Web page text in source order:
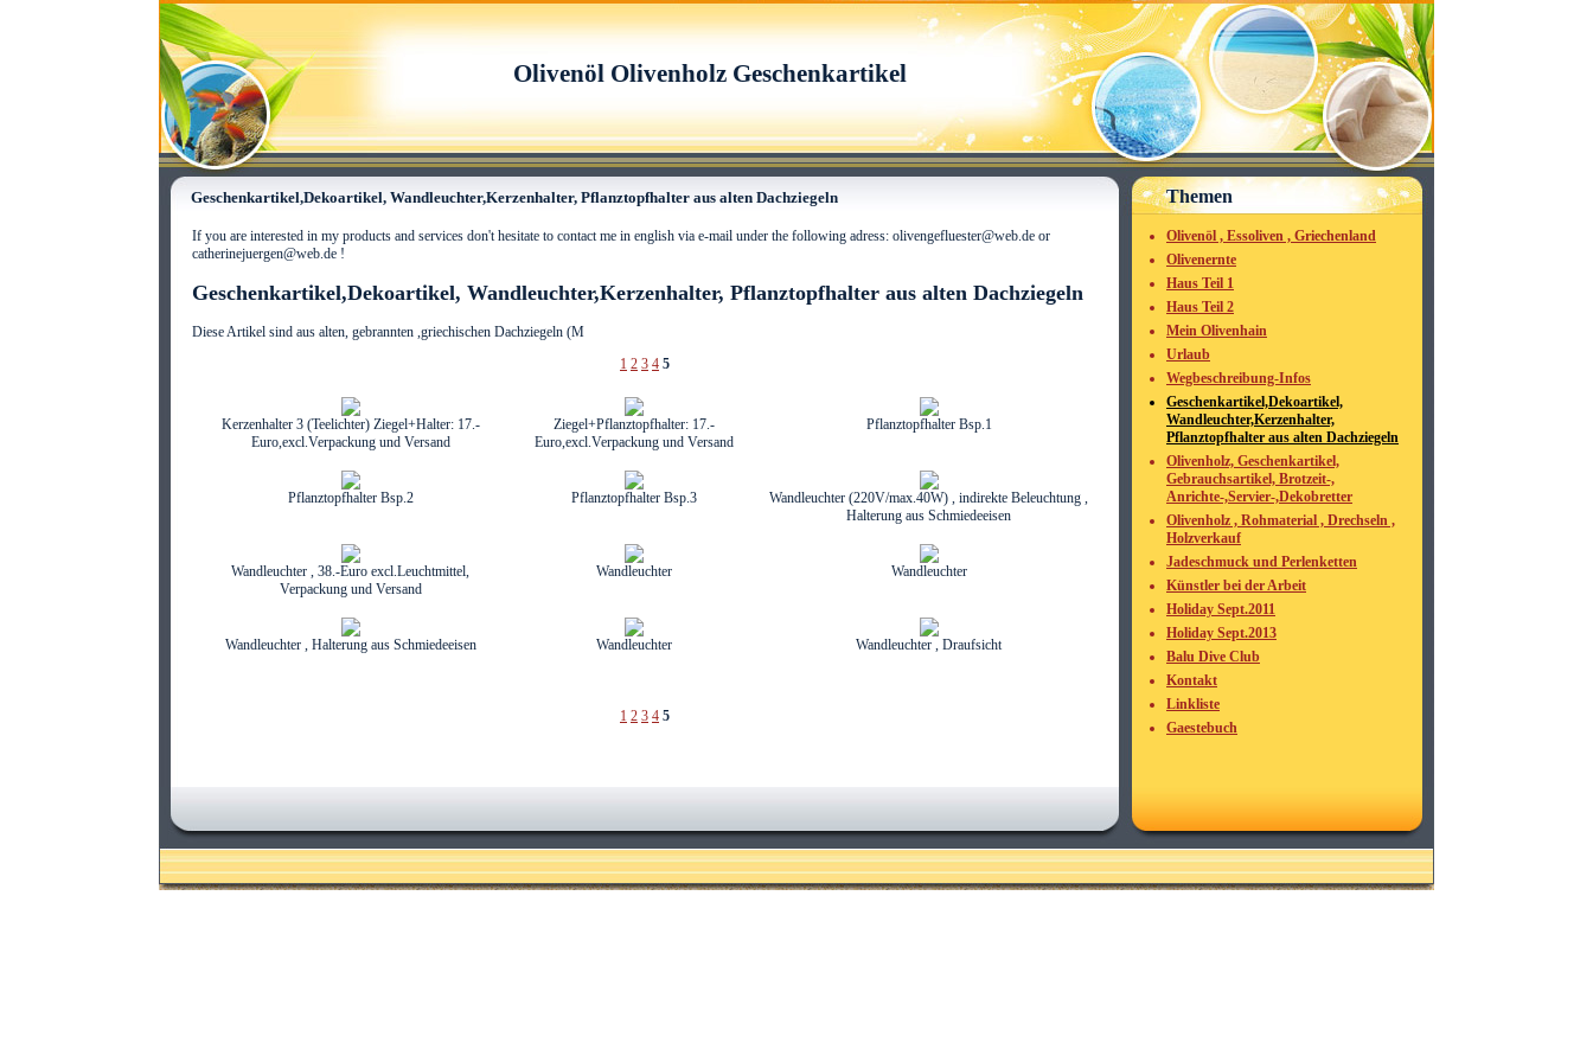
Olivenöl Olivenholz Geschenkartikel
Geschenkartikel,Dekoartikel, Wandleuchter,Kerzenhalter, Pflanztopfhalter aus alten Dachziegeln
If you are interested in my products and services don't hesitate to contact me in english via e-mail under the following adress: olivengefluester@web.de or
catherinejuergen@web.de !
Geschenkartikel,Dekoartikel, Wandleuchter,Kerzenhalter, Pflanztopfhalter aus alten Dachziegeln
Diese Artikel sind aus alten, gebrannten ,griechischen Dachziegeln (M
1 2 3 4 5
Kerzenhalter 3 (Teelichter) Ziegel+Halter: 17.-
Euro,excl.Verpackung und Versand
Ziegel+Pflanztopfhalter: 17.-
Euro,excl.Verpackung und Versand
Pflanztopfhalter Bsp.1
Pflanztopfhalter Bsp.2 Pflanztopfhalter Bsp.3
Wandleuchter (220V/max.40W) , indirekte Beleuchtung ,
Halterung aus Schmiedeeisen
Wandleuchter , 38.-Euro excl.Leuchtmittel,
Verpackung und Versand
Wandleuchter Wandleuchter
Wandleuchter , Halterung aus Schmiedeeisen Wandleuchter Wandleuchter , Draufsicht
1 2 3 4 5
Themen
Olivenöl , Essoliven , Griechenland
Olivenernte
Haus Teil 1
Haus Teil 2
Mein Olivenhain
Urlaub
Wegbeschreibung-Infos
Geschenkartikel,Dekoartikel,
Wandleuchter,Kerzenhalter,
Pflanztopfhalter aus alten Dachziegeln
Olivenholz, Geschenkartikel,
Gebrauchsartikel, Brotzeit-,
Anrichte-,Servier-,Dekobretter
Olivenholz , Rohmaterial , Drechseln ,
Holzverkauf
Jadeschmuck und Perlenketten
Künstler bei der Arbeit
Holiday Sept.2011
Holiday Sept.2013
Balu Dive Club
Kontakt
Linkliste
Gaestebuch